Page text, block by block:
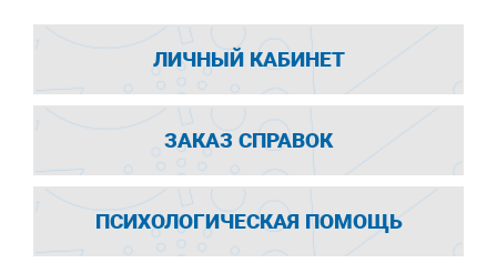
ЛИЧНЫЙ КАБИНЕТ
ЗАКАЗ СПРАВОК
ПСИХОЛОГИЧЕСКАЯ ПОМОЩЬ